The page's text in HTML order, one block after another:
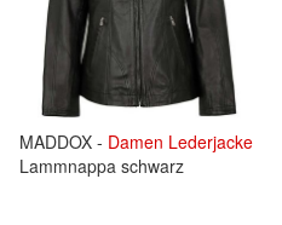
MADDOX - Damen Lederjacke
Lammnappa schwarz